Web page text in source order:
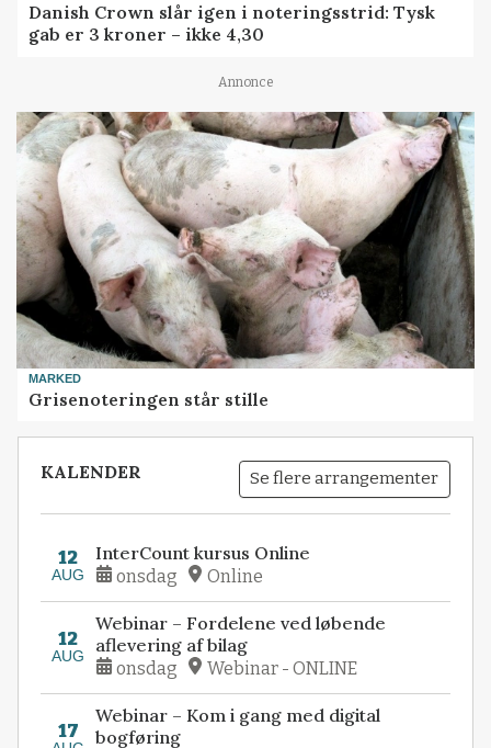
Danish Crown slår igen i noteringsstrid: Tysk
gab er 3 kroner – ikke 4,30
Annonce
MARKED
Grisenoteringen står stille
KALENDER Se flere arrangementer
12
AUG
InterCount kursus Online
onsdag Online
12
AUG
Webinar – Fordelene ved løbende
aflevering af bilag
onsdag Webinar - ONLINE
17
Webinar – Kom i gang med digital
bogføring